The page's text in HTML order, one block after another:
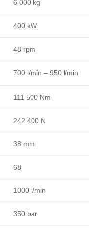
6 000 kg
400 kW
48 rpm
700 l/min – 950 l/min
111 500 Nm
242 400 N
38 mm
68
1000 l/min
350 bar